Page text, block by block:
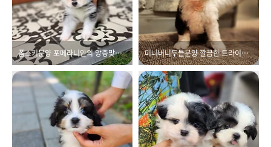
폼스키분양 포메라니안의 앙증맞음에 가까워졌어요 미니버니두들분양 깔끔한 트라이모색 바겐이